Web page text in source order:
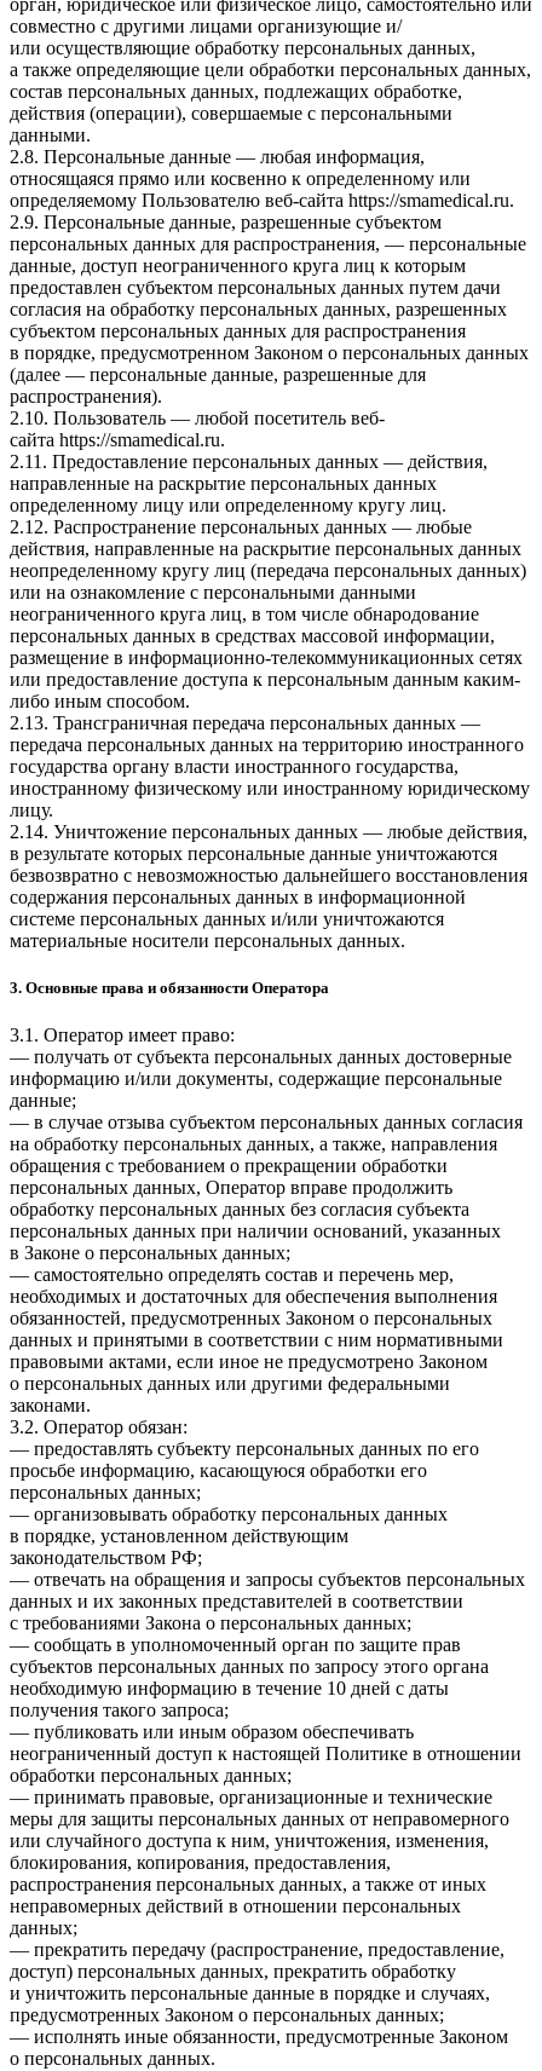
орган, юридическое или физическое лицо, самостоятельно или
совместно с другими лицами организующие и/
или осуществляющие обработку персональных данных,
а также определяющие цели обработки персональных данных,
состав персональных данных, подлежащих обработке,
действия (операции), совершаемые с персональными
данными.
2.8. Персональные данные — любая информация,
относящаяся прямо или косвенно к определенному или
определяемому Пользователю веб-сайта https://smamedical.ru.
2.9. Персональные данные, разрешенные субъектом
персональных данных для распространения, — персональные
данные, доступ неограниченного круга лиц к которым
предоставлен субъектом персональных данных путем дачи
согласия на обработку персональных данных, разрешенных
субъектом персональных данных для распространения
в порядке, предусмотренном Законом о персональных данных
(далее — персональные данные, разрешенные для
распространения).
2.10. Пользователь — любой посетитель веб-
сайта https://smamedical.ru.
2.11. Предоставление персональных данных — действия,
направленные на раскрытие персональных данных
определенному лицу или определенному кругу лиц.
2.12. Распространение персональных данных — любые
действия, направленные на раскрытие персональных данных
неопределенному кругу лиц (передача персональных данных)
или на ознакомление с персональными данными
неограниченного круга лиц, в том числе обнародование
персональных данных в средствах массовой информации,
размещение в информационно-телекоммуникационных сетях
или предоставление доступа к персональным данным каким-
либо иным способом.
2.13. Трансграничная передача персональных данных —
передача персональных данных на территорию иностранного
государства органу власти иностранного государства,
иностранному физическому или иностранному юридическому
лицу.
2.14. Уничтожение персональных данных — любые действия,
в результате которых персональные данные уничтожаются
безвозвратно с невозможностью дальнейшего восстановления
содержания персональных данных в информационной
системе персональных данных и/или уничтожаются
материальные носители персональных данных.
3. Основные права и обязанности Оператора
3.1. Оператор имеет право:
— получать от субъекта персональных данных достоверные
информацию и/или документы, содержащие персональные
данные;
— в случае отзыва субъектом персональных данных согласия
на обработку персональных данных, а также, направления
обращения с требованием о прекращении обработки
персональных данных, Оператор вправе продолжить
обработку персональных данных без согласия субъекта
персональных данных при наличии оснований, указанных
в Законе о персональных данных;
— самостоятельно определять состав и перечень мер,
необходимых и достаточных для обеспечения выполнения
обязанностей, предусмотренных Законом о персональных
данных и принятыми в соответствии с ним нормативными
правовыми актами, если иное не предусмотрено Законом
о персональных данных или другими федеральными
законами.
3.2. Оператор обязан:
— предоставлять субъекту персональных данных по его
просьбе информацию, касающуюся обработки его
персональных данных;
— организовывать обработку персональных данных
в порядке, установленном действующим
законодательством РФ;
— отвечать на обращения и запросы субъектов персональных
данных и их законных представителей в соответствии
с требованиями Закона о персональных данных;
— сообщать в уполномоченный орган по защите прав
субъектов персональных данных по запросу этого органа
необходимую информацию в течение 10 дней с даты
получения такого запроса;
— публиковать или иным образом обеспечивать
неограниченный доступ к настоящей Политике в отношении
обработки персональных данных;
— принимать правовые, организационные и технические
меры для защиты персональных данных от неправомерного
или случайного доступа к ним, уничтожения, изменения,
блокирования, копирования, предоставления,
распространения персональных данных, а также от иных
неправомерных действий в отношении персональных
данных;
— прекратить передачу (распространение, предоставление,
доступ) персональных данных, прекратить обработку
и уничтожить персональные данные в порядке и случаях,
предусмотренных Законом о персональных данных;
— исполнять иные обязанности, предусмотренные Законом
о персональных данных.